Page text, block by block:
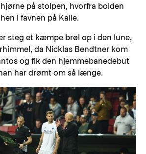
på stolpen, hvorfra bolden
i favnen på Kalle.
steg et kæmpe brøl op i den lune,
da Nicklas Bendtner kom
og fik den hjemmebanedebut
har drømt om så længe.